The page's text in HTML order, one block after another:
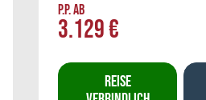
P.P. AB
3.129 €
REISE